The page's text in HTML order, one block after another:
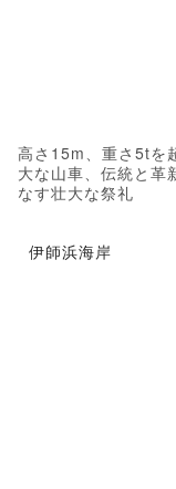
高さ15m、重さ5tを
大な山車、伝統と革
なす壮大な祭礼
伊師浜海岸